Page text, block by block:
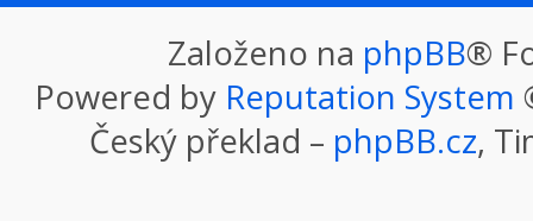
Založeno na phpBB®
Powered by Reputation System
Český překlad – phpBB.cz,